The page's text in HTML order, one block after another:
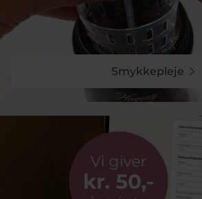
Smykkepleje